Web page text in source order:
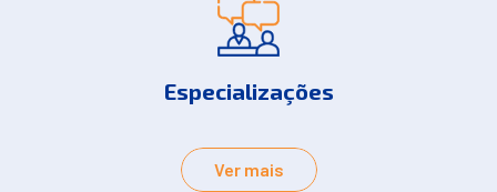
Especializações
Ver mais